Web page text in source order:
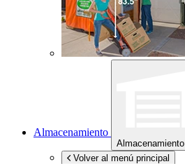
Almacenamiento
Almacenamiento
Volver al menú principal